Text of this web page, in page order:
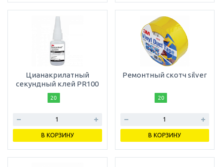
Цианакрилатный
секундный клей PR100
20
В КОРЗИНУ
Ремонтный скотч silver
20
В КОРЗИНУ